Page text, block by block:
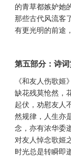
的青草都嫉妒她
那些古代风流客
有更光明的前途
第五部分：诗
《和友人伤歌姬
缺花残莫怆然，
起伏，劝慰友人
然规律，人生亦
念，亦有浓华委
对友人悼念歌姬
时光总是转瞬即逝